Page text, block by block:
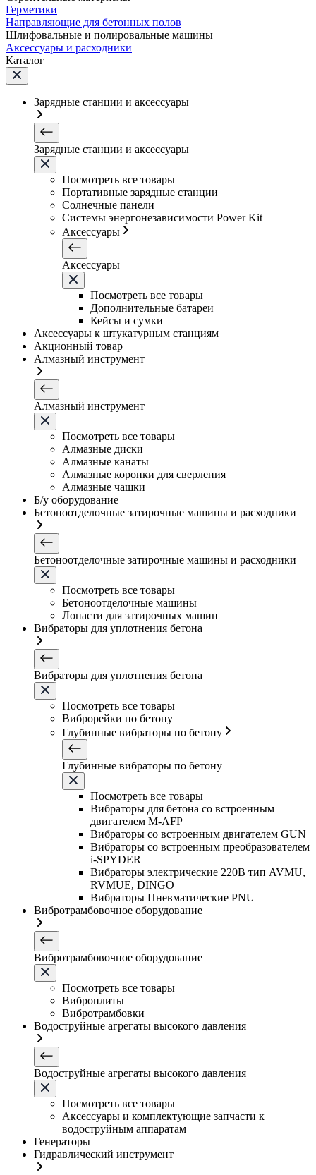
Герметики
Направляющие для бетонных полов
Шлифовальные и полировальные машины
Аксессуары и расходники
Каталог
Зарядные станции и аксессуары
Зарядные станции и аксессуары
Посмотреть все товары
Портативные зарядные станции
Солнечные панели
Системы энергонезависимости Power Kit
Аксессуары
Аксессуары
Посмотреть все товары
Дополнительные батареи
Кейсы и сумки
Аксессуары к штукатурным станциям
Акционный товар
Алмазный инструмент
Алмазный инструмент
Посмотреть все товары
Алмазные диски
Алмазные канаты
Алмазные коронки для сверления
Алмазные чашки
Б/у оборудование
Бетоноотделочные затирочные машины и расходники
Бетоноотделочные затирочные машины и расходники
Посмотреть все товары
Бетоноотделочные машины
Лопасти для затирочных машин
Вибраторы для уплотнения бетона
Вибраторы для уплотнения бетона
Посмотреть все товары
Виброрейки по бетону
Глубинные вибраторы по бетону
Глубинные вибраторы по бетону
Посмотреть все товары
Вибраторы для бетона со встроенным
двигателем M-AFP
Вибраторы со встроенным двигателем GUN
Вибраторы со встроенным преобразователем
i-SPYDER
Вибраторы электрические 220B тип AVMU,
RVMUE, DINGO
Вибраторы Пневматические PNU
Вибротрамбовочное оборудование
Вибротрамбовочное оборудование
Посмотреть все товары
Виброплиты
Вибротрамбовки
Водоструйные агрегаты высокого давления
Водоструйные агрегаты высокого давления
Посмотреть все товары
Аксессуары и комплектующие запчасти к
водоструйным аппаратам
Генераторы
Гидравлический инструмент